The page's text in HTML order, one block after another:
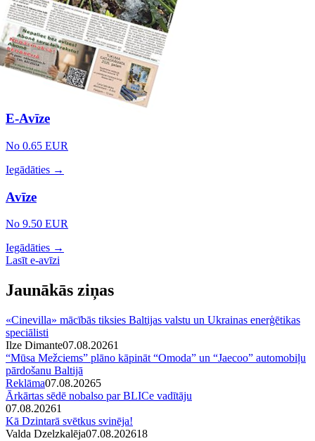
E-Avīze
No 0.65 EUR
Iegādāties →
Avīze
No 9.50 EUR
Iegādāties →
Lasīt e-avīzi
Jaunākās ziņas
«Cinevilla» mācībās tiksies Baltijas valstu un Ukrainas enerģētikas
speciālisti
Ilze Dimante07.08.20261
“Mūsa Mežciems” plāno kāpināt “Omoda” un “Jaecoo” automobiļu
pārdošanu Baltijā
Reklāma07.08.20265
Ārkārtas sēdē nobalso par BLICe vadītāju
07.08.20261
Kā Dzintarā svētkus svinēja!
Valda Dzelzkalēja07.08.202618